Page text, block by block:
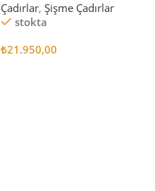
Çadırlar, Şişme Çadırlar
stokta
₺21.950,00